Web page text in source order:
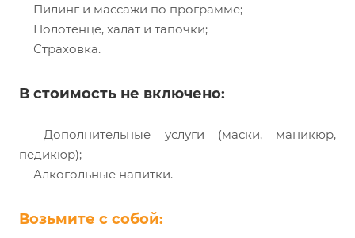
Пилинг и массажи по программе;
Полотенце, халат и тапочки;
Страховка.
В стоимость не включено:
Дополнительные услуги (маски, маникюр,
педикюр);
Алкогольные напитки.
Возьмите с собой: